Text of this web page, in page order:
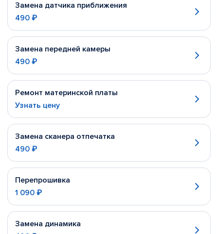
Замена датчика приближения
490 ₽
Замена передней камеры
490 ₽
Ремонт материнской платы
Узнать цену
Замена сканера отпечатка
490 ₽
Перепрошивка
1 090 ₽
Замена динамика